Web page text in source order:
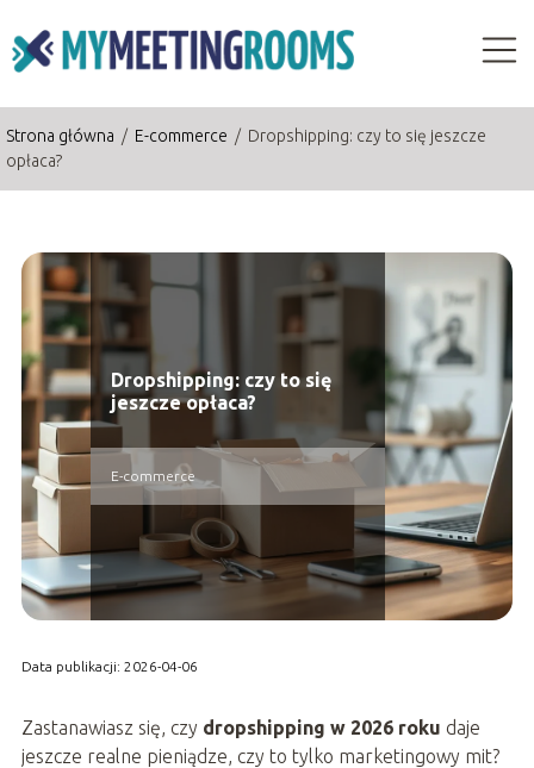
Strona główna / E-commerce / Dropshipping: czy to się jeszcze
opłaca?
Dropshipping: czy to się
jeszcze opłaca?
E-commerce
Data publikacji: 2026-04-06
Zastanawiasz się, czy dropshipping w 2026 roku daje
jeszcze realne pieniądze, czy to tylko marketingowy mit?